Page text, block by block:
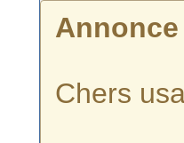
Annonce
Chers